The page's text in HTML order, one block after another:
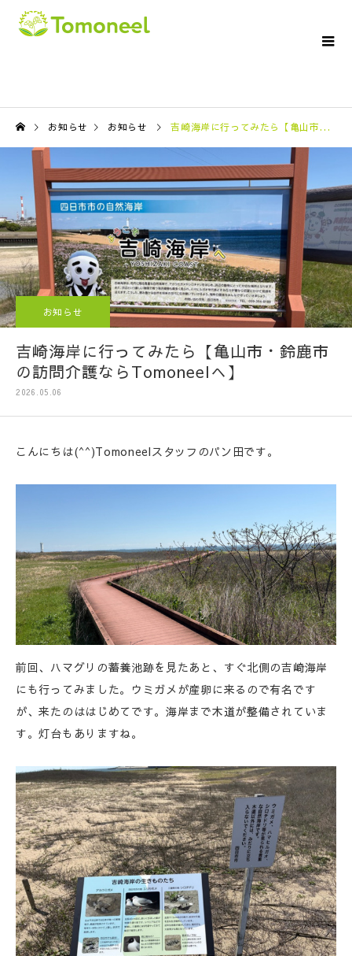
お知らせ お知らせ 吉崎海岸に行ってみたら【亀山市・鈴鹿市の訪問介護ならTomoneelへ】
お知らせ
吉崎海岸に行ってみたら【亀山市・鈴鹿市
の訪問介護ならTomoneelへ】
2026.05.06
こんにちは(^^)Tomoneelスタッフのパン田です。
前回、ハマグリの蓄養池跡を見たあと、すぐ北側の吉崎海岸
にも行ってみました。ウミガメが産卵に来るので有名です
が、来たのははじめてです。海岸まで木道が整備されていま
す。灯台もありますね。